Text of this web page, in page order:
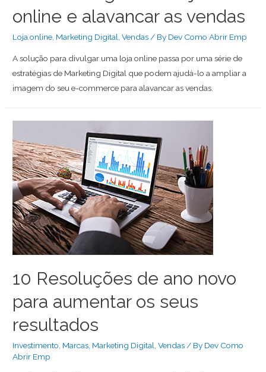
online e alavancar as vendas
Loja online Marketing Digital ,Vendas / By Dev Como Abrir Emp
A solução para divulgar uma loja online passa por uma série de
estratégias de Marketing Digital que podem ajudá-lo a ampliar a
imagem do seu e-commerce para alavancar as vendas.
10 Resoluções de ano novo
para aumentar os seus
resultados
Investimento, Marcas, Marketing Digital,Vendas/ By Dev Como
Abrir Emp